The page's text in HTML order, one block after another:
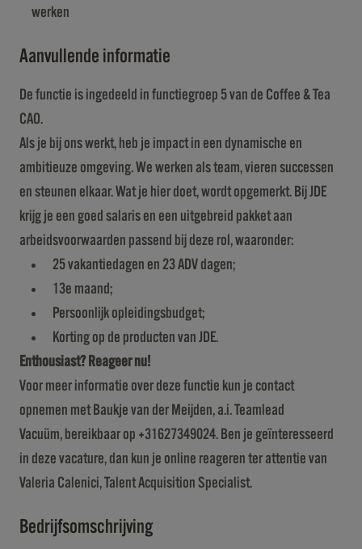
werken
Aanvullende informatie
De functie is ingedeeld in functiegroep 5 van de Coffee & Tea
CAO.
Als je bij ons werkt, heb je impact in een dynamische en
ambitieuze omgeving. We werken als team, vieren successen
en steunen elkaar. Wat je hier doet, wordt opgemerkt. Bij JDE
krijg je een goed salaris en een uitgebreid pakket aan
arbeidsvoorwaarden passend bij deze rol, waaronder:
25 vakantiedagen en 23 ADV dagen;
13e maand;
Persoonlijk opleidingsbudget;
Korting op de producten van JDE.
Enthousiast? Reageer nu!
Voor meer informatie over deze functie kun je contact
opnemen met Baukje van der Meijden, a.i. Teamlead
Vacuüm, bereikbaar op +31627349024. Ben je geïnteresseerd
in deze vacature, dan kun je online reageren ter attentie van
Valeria Calenici, Talent Acquisition Specialist.
Bedrijfsomschrijving